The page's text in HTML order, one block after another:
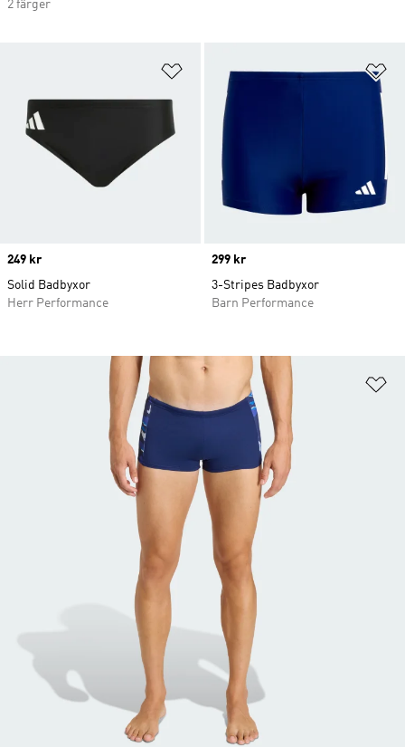
2 färger
Price
249 kr
Solid Badbyxor
Herr Performance
Price
299 kr
3-Stripes Badbyxor
Barn Performance